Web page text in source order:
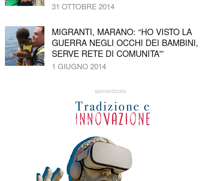
31 OTTOBRE 2014
MIGRANTI, MARANO: “HO VISTO LA
GUERRA NEGLI OCCHI DEI BAMBINI,
SERVE RETE DI COMUNITA'”
1 GIUGNO 2014
sponsorizzata